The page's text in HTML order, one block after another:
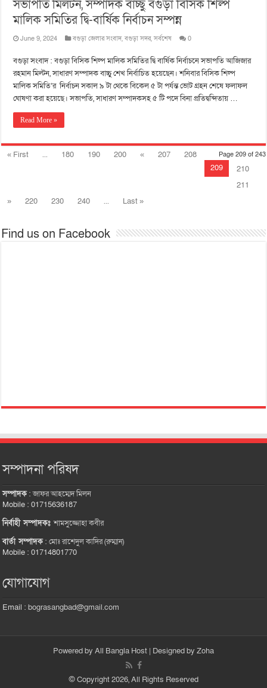
সভাপতি মিলটন, সম্পাদক বাচ্ছু বগুড়া বিসিক শিল্প
মালিক সমিতির দ্বি-বার্ষিক নির্বাচন সম্পন্ন
June 9, 2024 বগুড়া জেলার সংবাদ,বগুড়া সদর,সর্বশেষ 0
বগুড়া সংবাদ : বগুড়া বিসিক শিল্প মালিক সমিতির দ্বি বার্ষিক নির্বাচনে সভাপতি আজিজার
রহমান মিল্টন, সাধারণ সম্পাদক বাচ্চু শেখ নির্বাচিত হয়েছেন। শনিবার বিসিক শিল্প
মালিক সমিতি’র নির্বাচন সকাল ৯ টা থেকে বিকেল ৫ টা পর্যন্ত ভোট গ্রহন শেষে ফলাফল
ঘোষণা করা হয়েছে। সভাপতি, সাধারণ সম্পাদকসহ ৫ টি পদে বিনা প্রতিদ্বন্দিতায় …
Read More »
Page 209 of 243
« First ... 180 190 200 « 207
208
209
210
211
»
220 230 240 ... Last »
Find us on Facebook
সম্পাদনা পরিষদ
সম্পাদক:জাফর আহম্মেদ মিলন
Mobile : 01715636187
নির্বাহী সম্পাদকঃশামসুজ্জোহা কবীর
বার্তা সম্পাদক:মোঃ রাশেদুল কাদির (রুম্মান)
Mobile : 01714801770
যোগাযোগ
Email :bograsangbad@gmail.com
Powered by All Bangla Host | Designed by Zoha
© Copyright 2026, All Rights Reserved